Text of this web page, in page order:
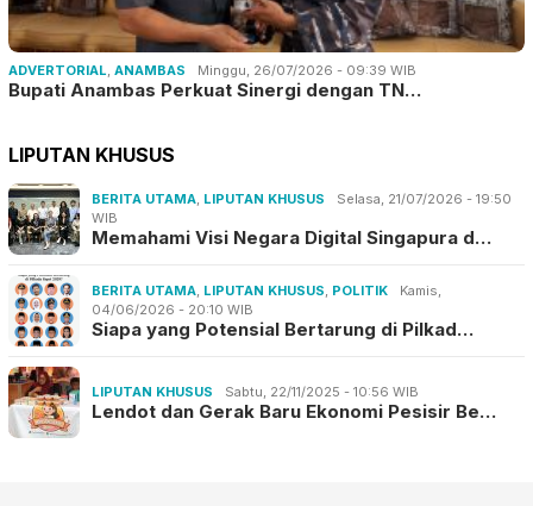
ADVERTORIAL ANAMBAS Minggu, 26/07/2026 - 09:39 WIB
Bupati Anambas Perkuat Sinergi dengan TN…
LIPUTAN KHUSUS
BERITA UTAMA LIPUTAN KHUSUS
Selasa, 21/07/2026 - 19:50
WIB
Memahami Visi Negara Digital Singapura d…
BERITA UTAMA LIPUTAN KHUSUS POLITIK
Kamis,
04/06/2026 - 20:10 WIB
Siapa yang Potensial Bertarung di Pilkad…
LIPUTAN KHUSUS Sabtu, 22/11/2025 - 10:56 WIB
Lendot dan Gerak Baru Ekonomi Pesisir Be…